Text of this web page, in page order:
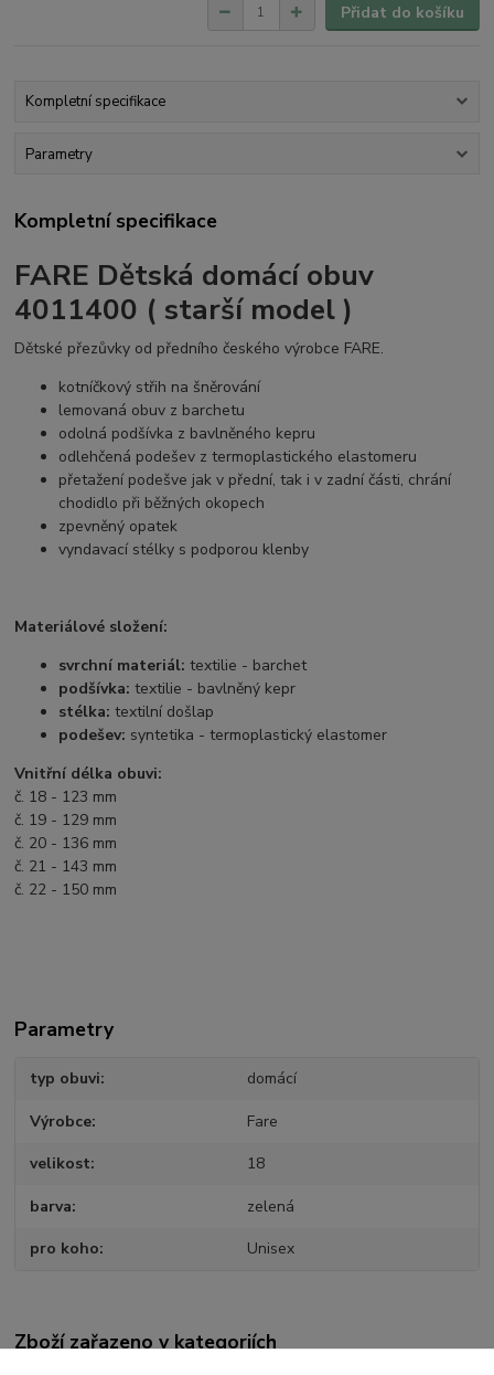
Přidat do košíku
Kompletní specifikace
Parametry
Kompletní specifikace
FARE Dětská domácí obuv
4011400 ( starší model )
Dětské přezůvky od předního českého výrobce FARE.
kotníčkový střih na šněrování
lemovaná obuv z barchetu
odolná podšívka z bavlněného kepru
odlehčená podešev z termoplastického elastomeru
přetažení podešve jak v přední, tak i v zadní části, chrání
chodidlo při běžných okopech
zpevněný opatek
vyndavací stélky s podporou klenby
Materiálové složení:
svrchní materiál:textilie - barchet
podšívka:textilie - bavlněný kepr
stélka:textilní došlap
podešev: syntetika - termoplastický elastomer
Vnitřní délka obuvi:
č. 18 - 123 mm
č. 19 - 129 mm
č. 20 - 136 mm
č. 21 - 143 mm
č. 22 - 150 mm
Parametry
typ obuvi domácí
Výrobce Fare
velikost 18
barva zelená
pro koho Unisex
Zboží zařazeno v kategoriích